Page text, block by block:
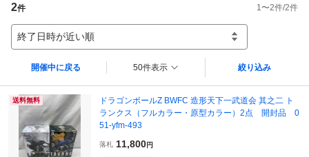
2件 1 〜2件/2件
終了日時が近い順
開催中に戻る 50件表示 絞り込み
送料無料
ドラゴンボールZ BWFC 造形天下一武道会 其之二 ト
ランクス（フルカラー・原型カラー）2点 開封品 0
51-yfm-493
落札 11,800円